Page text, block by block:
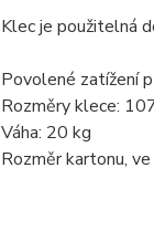
Klec je použitelná
Povolené zatížení
Rozměry klece:
Váha: 20 kg
Rozměr kartonu,